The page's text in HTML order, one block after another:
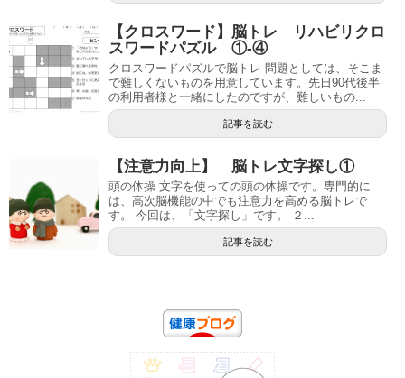
【クロスワード】脳トレ リハビリクロ
スワードパズル ①-④
クロスワードパズルで脳トレ 問題としては、そこま
で難しくないものを用意しています。先日90代後半
の利用者様と一緒にしたのですが、難しいもの...
記事を読む
【注意力向上】 脳トレ文字探し①
頭の体操 文字を使っての頭の体操です。専門的に
は、高次脳機能の中でも注意力を高める脳トレで
す。 今回は、「文字探し」です。 ２...
記事を読む